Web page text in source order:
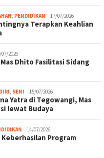
, PENDIDIKAN 17/07/2026
Terapkan Keahlian
07/2026
Dhito Fasilitasi Sidang
, SENI 15/07/2026
Yatra di Tegowangi, Mas
lewat Budaya
14/07/2026
Program